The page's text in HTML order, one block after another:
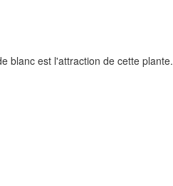
blanc est l'attraction de cette plante.